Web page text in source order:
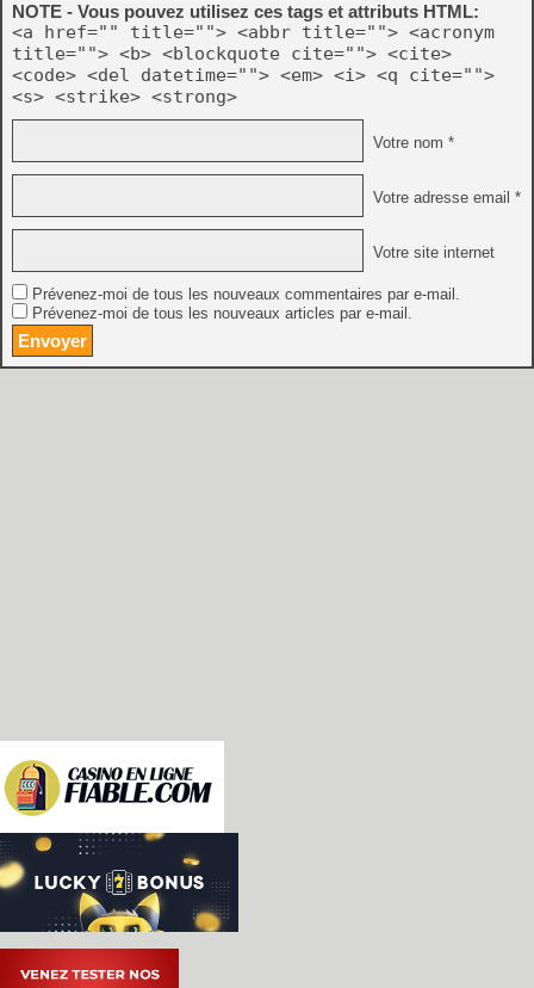
NOTE - Vous pouvez utilisez ces tags et attributs HTML:
<a href="" title=""> <abbr title=""> <acronym
title=""> <b> <blockquote cite=""> <cite>
<code> <del datetime=""> <em> <i> <q cite="">
<s> <strike> <strong>
Votre nom *
Votre adresse email *
Votre site internet
Prévenez-moi de tous les nouveaux commentaires par e-mail.
Prévenez-moi de tous les nouveaux articles par e-mail.